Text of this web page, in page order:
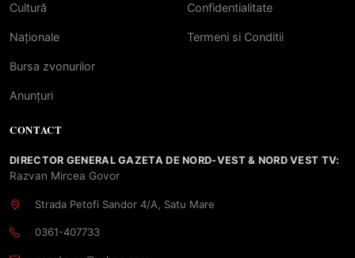
Cultură
Naționale
Bursa zvonurilor
Anunțuri
Confidentialitate
Termeni si Conditii
CONTACT
DIRECTOR GENERAL GAZETA DE NORD-VEST & NORD VEST TV:
Razvan Mircea Govor
Strada Petofi Sandor 4/A, Satu Mare
0361-407733